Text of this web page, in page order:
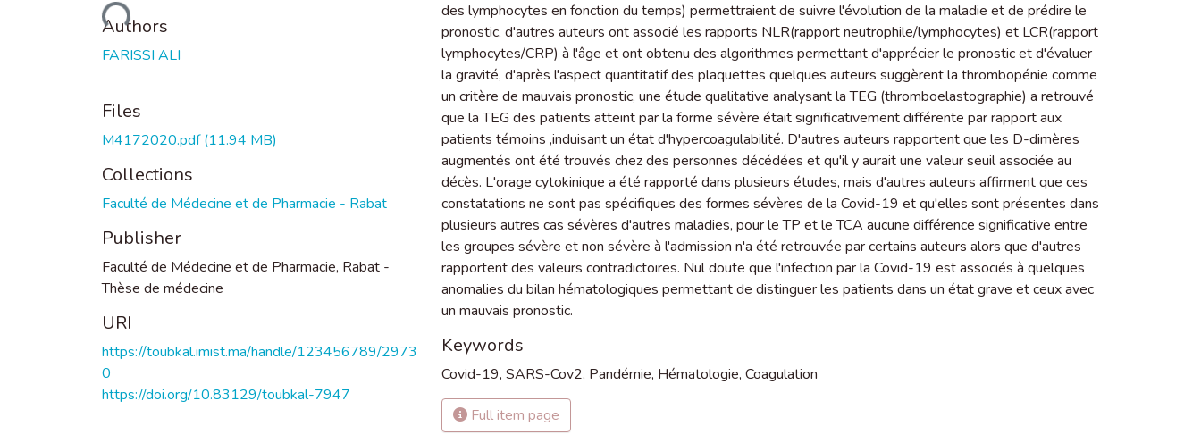
Loading...
Authors
FARISSI ALI
Files
M4172020.pdf(11.94 MB)
Collections
Faculté de Médecine et de Pharmacie - Rabat
Publisher
Faculté de Médecine et de Pharmacie, Rabat -
Thèse de médecine
URI
https://toubkal.imist.ma/handle/123456789/2973
0
https://doi.org/10.83129/toubkal-7947
des lymphocytes en fonction du temps) permettraient de suivre l'évolution de la maladie et de prédire le
pronostic, d'autres auteurs ont associé les rapports NLR(rapport neutrophile/lymphocytes) et LCR(rapport
lymphocytes/CRP) à l'âge et ont obtenu des algorithmes permettant d'apprécier le pronostic et d'évaluer
la gravité, d'après l'aspect quantitatif des plaquettes quelques auteurs suggèrent la thrombopénie comme
un critère de mauvais pronostic, une étude qualitative analysant la TEG (thromboelastographie) a retrouvé
que la TEG des patients atteint par la forme sévère était significativement différente par rapport aux
patients témoins ,induisant un état d'hypercoagulabilité. D'autres auteurs rapportent que les D-dimères
augmentés ont été trouvés chez des personnes décédées et qu'il y aurait une valeur seuil associée au
décès. L'orage cytokinique a été rapporté dans plusieurs études, mais d'autres auteurs affirment que ces
constatations ne sont pas spécifiques des formes sévères de la Covid-19 et qu'elles sont présentes dans
plusieurs autres cas sévères d'autres maladies, pour le TP et le TCA aucune différence significative entre
les groupes sévère et non sévère à l'admission n'a été retrouvée par certains auteurs alors que d'autres
rapportent des valeurs contradictoires. Nul doute que l'infection par la Covid-19 est associés à quelques
anomalies du bilan hématologiques permettant de distinguer les patients dans un état grave et ceux avec
un mauvais pronostic.
Keywords
Covid-19, SARS-Cov2, Pandémie, Hématologie, Coagulation
Full item page